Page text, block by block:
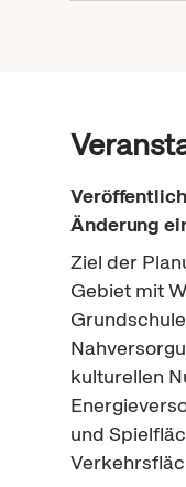
Änderung
Ziel der
Gebiet mit
kulturellen
und